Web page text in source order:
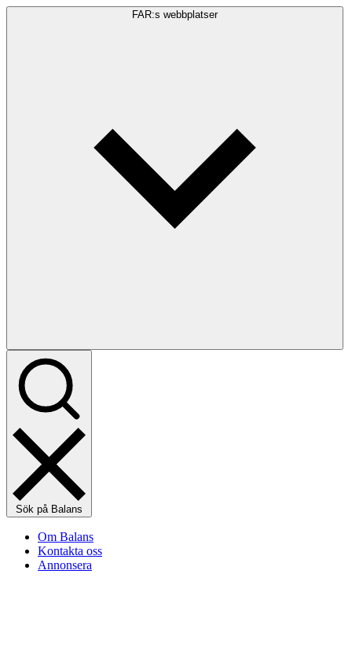
FAR:s webbplatser
Sök på Balans
Om Balans
Kontakta oss
Annonsera